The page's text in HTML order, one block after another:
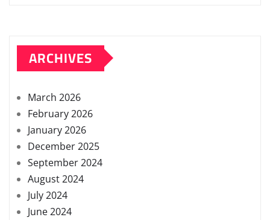
ARCHIVES
March 2026
February 2026
January 2026
December 2025
September 2024
August 2024
July 2024
June 2024